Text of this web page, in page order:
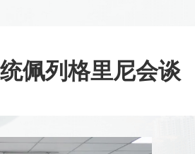
佩列格里尼会谈